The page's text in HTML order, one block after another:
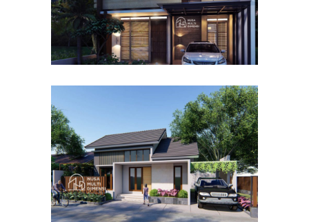
Desain Rumah Bapak Dodi di
Ciomas Bogor
DESAIN RUMAH TERBAIK